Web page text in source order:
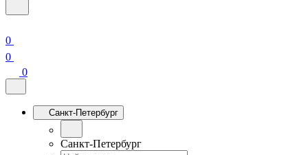
0
0
0
Санкт-Петербург
Санкт-Петербург